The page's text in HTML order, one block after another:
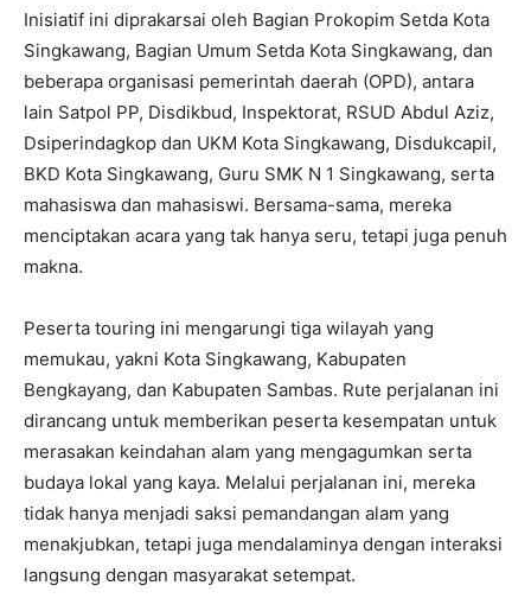
Inisiatif ini diprakarsai oleh Bagian Prokopim Setda Kota
Singkawang, Bagian Umum Setda Kota Singkawang, dan
beberapa organisasi pemerintah daerah (OPD), antara
lain Satpol PP, Disdikbud, Inspektorat, RSUD Abdul Aziz,
Dsiperindagkop dan UKM Kota Singkawang, Disdukcapil,
BKD Kota Singkawang, Guru SMK N 1 Singkawang, serta
mahasiswa dan mahasiswi. Bersama-sama, mereka
menciptakan acara yang tak hanya seru, tetapi juga penuh
makna.
Peserta touring ini mengarungi tiga wilayah yang
memukau, yakni Kota Singkawang, Kabupaten
Bengkayang, dan Kabupaten Sambas. Rute perjalanan ini
dirancang untuk memberikan peserta kesempatan untuk
merasakan keindahan alam yang mengagumkan serta
budaya lokal yang kaya. Melalui perjalanan ini, mereka
tidak hanya menjadi saksi pemandangan alam yang
menakjubkan, tetapi juga mendalaminya dengan interaksi
langsung dengan masyarakat setempat.